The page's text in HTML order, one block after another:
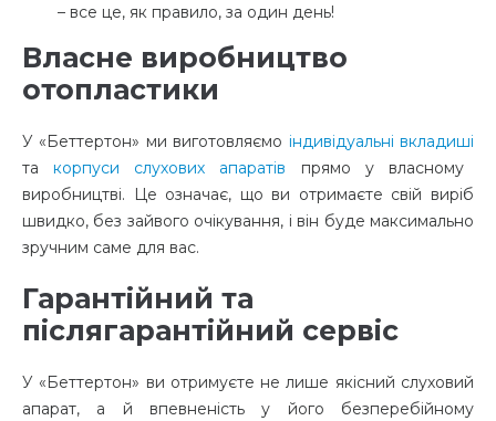
– все це, як правило, за один день!
Власне виробництво
отопластики
У «Беттертон» ми виготовляємо індивідуальні вкладиші
такорпуси слухових апаратів прямо у власному
виробництві. Це означає, що ви отримаєте свій виріб
швидко, без зайвого очікування, і він буде максимально
зручним саме для вас.
Гарантійний та
післягарантійний сервіс
У «Беттертон» ви отримуєте не лише якісний слуховий
апарат, а й впевненість у його безперебійному